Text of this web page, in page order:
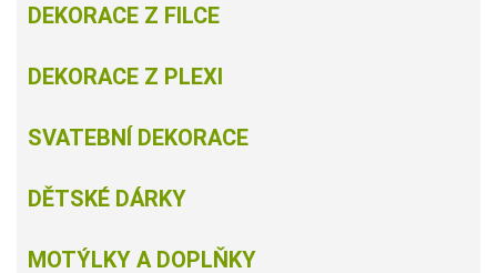
DEKORACE Z FILCE
DEKORACE Z PLEXI
SVATEBNÍ DEKORACE
DĚTSKÉ DÁRKY
MOTÝLKY A DOPLŇKY